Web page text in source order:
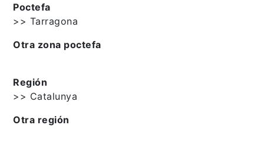
Poctefa
>> Tarragona
Otra zona poctefa
Región
>> Catalunya
Otra región